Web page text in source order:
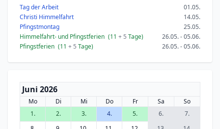
Tag der Arbeit
01.05.
Christi Himmelfahrt
14.05.
Pfingstmontag
25.05.
Himmelfahrt- und Pfingstferien (11 + 5 Tage)
26.05. - 05.06.
Pfingstferien (11 + 5 Tage) 26.05. - 05.06.
Juni 2026
Mo Di Mi Do Fr Sa
So
1.
2. 3. 4. 5. 6.
7.